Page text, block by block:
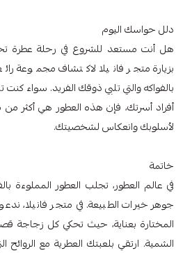
دلل حواسك اليوم
هل أنت مستعد للشروع في رحلة عطرة
بزيارة متجر فانيلا لاكتشاف مجموعة
بالفواكه والتي تلبي ذوقك الفريد. سواء
أفراد أسرتك، فإن هذه العطور هي أكثر
لأسلوبك وانعكاس لشخصيتك.
خاتمة
في عالم العطور، تجلب العطور المملوءة
جوهر خيرات الطبيعة. في متجر فانيلا،
المختارة بعناية، حيث تحكي كل زجاجة
الشمية. ارتقي بلعبتك العطرية مع